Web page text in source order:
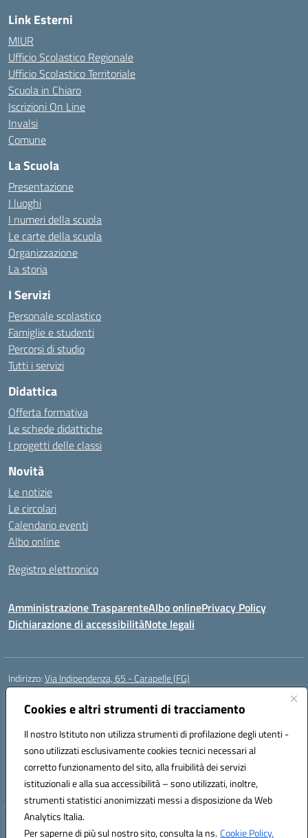
Cookies e altri strumenti di tracciamento
Il nostro Istituto non utilizza strumenti di profilazione degli utenti -
sono utilizzati esclusivamente cookies tecnici necessari al
corretto funzionamento del sito, alla fruibilità dei servizi
istituzionali e alla sua accessibilità – sono utilizzati, inoltre,
strumenti statistici anonimizzati messi a disposizione da Web
Analytics Italia.
Per saperne di più sul nostro sito, consulta la ns.Cookie Policy.
Link Esterni
MIUR
Ufficio Scolastico Regionale
Ufficio Scolastico Territoriale
Scuola in Chiaro
Iscrizioni On Line
Invalsi
Comune
La Scuola
Presentazione
I luoghi
I numeri della scuola
Le carte della scuola
Organizzazione
La storia
I Servizi
Personale scolastico
Famiglie e studenti
Percorsi di studio
Tutti i servizi
Didattica
Offerta formativa
Le schede didattiche
I progetti delle classi
Novità
Le notizie
Le circolari
Calendario eventi
Albo online
Registro elettronico
Amministrazione TrasparenteAlbo onlinePrivacy Policy
Dichiarazione di accessibilitàNote legali
Indirizzo:Via Indipendenza, 65 - Carapelle (FG)
Centralino:
Posta elettronica certificata (PEC):fgic822001@pec.istruzione.it
Codice fiscale: 90015720718
Codice meccanografico:FGIC822001
Codice Indice delle Pubbliche Amministrazioni (IPA): istsc_fgic822001
Codice unico di fatturazione (CUF): UFSLF2
Hosting & Powered by 3D Solution S.r.l.